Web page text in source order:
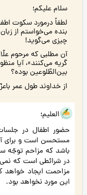
سلام عليكم؛
لطفاً درمورد سكوت
بنده مى‌خواستم از
چيزى مى‌گويد!
آن مطلبى كه مرحوم
گريه می‌كنند»، آيا
بين‌الطّلوعين بوده؟
از خداوند طول عمر
هو العلیم؛
حضور اطفال در
مستحسن است و برای
باشد که مزاحم توجّه
در شرائطی است که
مزاحمت ایجاد خواهد
این مورد نخواهد بود.